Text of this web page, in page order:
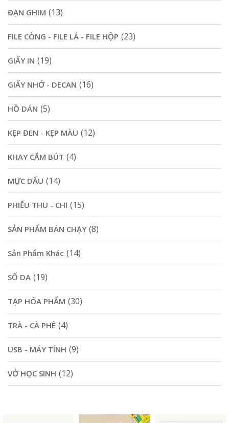
ĐẠN GHIM (13)
FILE CÒNG - FILE LÁ - FILE HỘP (23)
GIẤY IN (19)
GIẤY NHỚ - DECAN (16)
HỒ DÁN (5)
KẸP ĐEN - KẸP MÀU (12)
KHAY CẮM BÚT (4)
MỰC DẤU (14)
PHIẾU THU - CHI (15)
SẢN PHẨM BÁN CHẠY (8)
Sản Phẩm Khác (14)
SỔ DA (19)
TẠP HÓA PHẨM (30)
TRÀ - CÀ PHÊ (4)
USB - MÁY TÍNH (9)
VỞ HỌC SINH (12)